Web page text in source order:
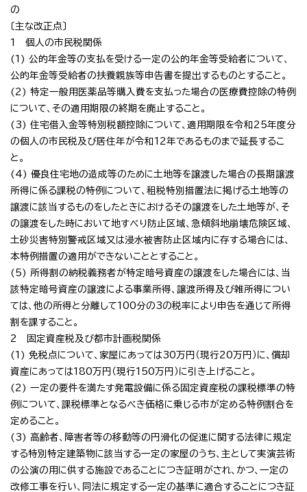
の
〔主な改正点〕
1 個人の市民税関係
(1) 公的年金等の支払を受ける一定の公的年金等受給者について、
公的年金等受給者の扶養親族等申告書を提出するものとすること。
(2) 特定一般用医薬品等購入費を支払った場合の医療費控除の特例
について、その適用期限の終期を廃止すること。
(3) 住宅借入金等特別税額控除について、適用期限を令和25年度分
の個人の市民税及び居住年が令和12年であるものまで延長するこ
と。
(4) 優良住宅地の造成等のために土地等を譲渡した場合の長期譲渡
所得に係る課税の特例について、租税特別措置法に掲げる土地等の
譲渡に該当するものをしたときにおけるその譲渡をした土地等が、そ
の譲渡をした時において地すべり防止区域、急傾斜地崩壊危険区域、
土砂災害特別警戒区域又は浸水被害防止区域内に存する場合には、
本特例措置の適用ができないこととすること。
(5) 所得割の納税義務者が特定暗号資産の譲渡をした場合には、当
該特定暗号資産の譲渡による事業所得、譲渡所得及び雑所得につい
ては、他の所得と分離して100分の3の税率により申告を通じて所得
割を課すること。
2 固定資産税及び都市計画税関係
(1) 免税点について、家屋にあっては30万円（現行20万円）に、償却
資産にあっては180万円（現行150万円）に引き上げること。
(2) 一定の要件を満たす発電設備に係る固定資産税の課税標準の特
例について、課税標準となるべき価格に乗じる市が定める特例割合を
定めること。
(3) 高齢者、障害者等の移動等の円滑化の促進に関する法律に規定
する特別特定建築物に該当する一定の家屋のうち、主として実演芸術
の公演の用に供する施設であることにつき証明がされ、かつ、一定の
改修工事を行い、同法に規定する一定の基準に適合することにつき証